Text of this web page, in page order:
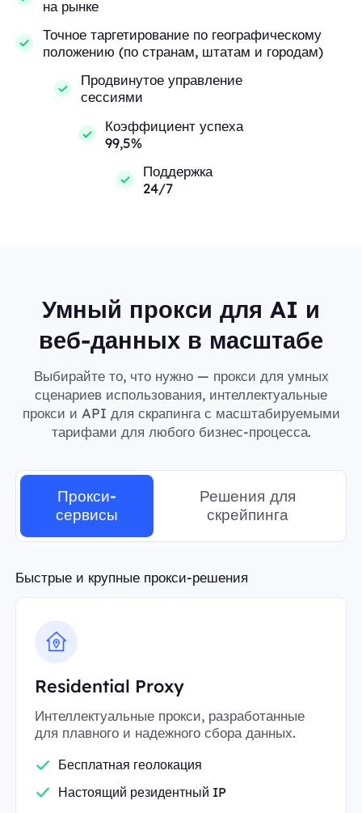
на рынке
Точное таргетирование по географическому
положению (по странам, штатам и городам)
Продвинутое управление
сессиями
Коэффициент успеха
99,5%
Поддержка
24/7
Умный прокси для AI и
веб-данных в масштабе
Выбирайте то, что нужно — прокси для умных
сценариев использования, интеллектуальные
прокси и API для скрапинга с масштабируемыми
тарифами для любого бизнес-процесса.
Прокси-
сервисы
Решения для
скрейпинга
Быстрые и крупные прокси-решения
Residential Proxy
Интеллектуальные прокси, разработанные
для плавного и надежного сбора данных.
Бесплатная геолокация
Настоящий резидентный IP